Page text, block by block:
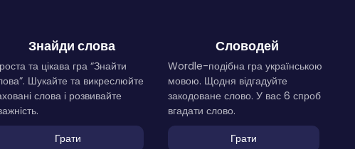
Знайди слова
та цікава гра “Знайти
Шукайте та викреслюйте
слова і розвивайте
Грати
Словодей
Wordle-подібна гра українською
мовою. Щодня відгадуйте
закодоване слово. У вас 6 спроб
вгадати слово.
Грати